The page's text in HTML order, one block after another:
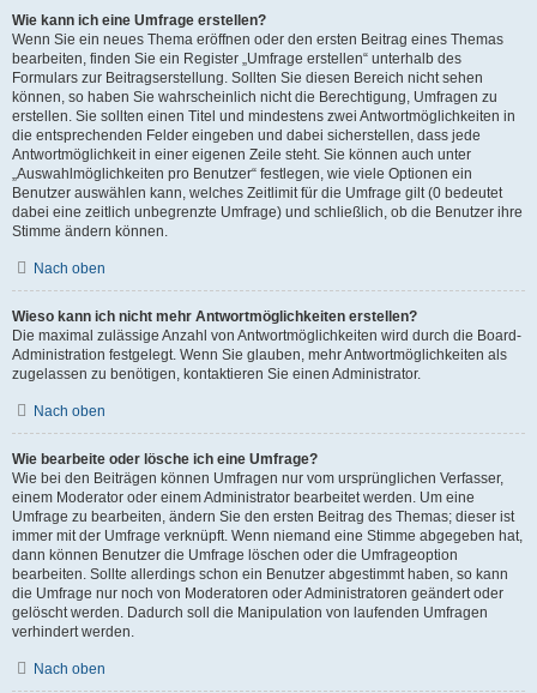
Wie kann ich eine Umfrage erstellen?
Wenn Sie ein neues Thema eröffnen oder den ersten Beitrag eines Themas
bearbeiten, finden Sie ein Register „Umfrage erstellen“ unterhalb des
Formulars zur Beitragserstellung. Sollten Sie diesen Bereich nicht sehen
können, so haben Sie wahrscheinlich nicht die Berechtigung, Umfragen zu
erstellen. Sie sollten einen Titel und mindestens zwei Antwortmöglichkeiten in
die entsprechenden Felder eingeben und dabei sicherstellen, dass jede
Antwortmöglichkeit in einer eigenen Zeile steht. Sie können auch unter
„Auswahlmöglichkeiten pro Benutzer“ festlegen, wie viele Optionen ein
Benutzer auswählen kann, welches Zeitlimit für die Umfrage gilt (0 bedeutet
dabei eine zeitlich unbegrenzte Umfrage) und schließlich, ob die Benutzer ihre
Stimme ändern können.
Nach oben
Wieso kann ich nicht mehr Antwortmöglichkeiten erstellen?
Die maximal zulässige Anzahl von Antwortmöglichkeiten wird durch die Board-
Administration festgelegt. Wenn Sie glauben, mehr Antwortmöglichkeiten als
zugelassen zu benötigen, kontaktieren Sie einen Administrator.
Nach oben
Wie bearbeite oder lösche ich eine Umfrage?
Wie bei den Beiträgen können Umfragen nur vom ursprünglichen Verfasser,
einem Moderator oder einem Administrator bearbeitet werden. Um eine
Umfrage zu bearbeiten, ändern Sie den ersten Beitrag des Themas; dieser ist
immer mit der Umfrage verknüpft. Wenn niemand eine Stimme abgegeben hat,
dann können Benutzer die Umfrage löschen oder die Umfrageoption
bearbeiten. Sollte allerdings schon ein Benutzer abgestimmt haben, so kann
die Umfrage nur noch von Moderatoren oder Administratoren geändert oder
gelöscht werden. Dadurch soll die Manipulation von laufenden Umfragen
verhindert werden.
Nach oben